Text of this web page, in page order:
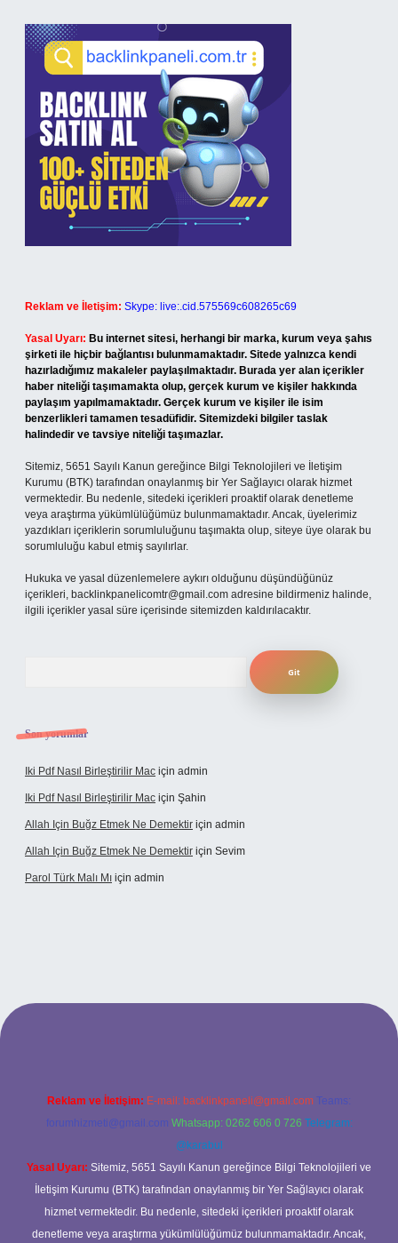
Reklam ve İletişim: Skype: live:.cid.575569c608265c69
Yasal Uyarı: Bu internet sitesi, herhangi bir marka, kurum veya şahıs
şirketi ile hiçbir bağlantısı bulunmamaktadır. Sitede yalnızca kendi
hazırladığımız makaleler paylaşılmaktadır. Burada yer alan içerikler
haber niteliği taşımamakta olup, gerçek kurum ve kişiler hakkında
paylaşım yapılmamaktadır. Gerçek kurum ve kişiler ile isim
benzerlikleri tamamen tesadüfidir. Sitemizdeki bilgiler taslak
halindedir ve tavsiye niteliği taşımazlar.
Sitemiz, 5651 Sayılı Kanun gereğince Bilgi Teknolojileri ve İletişim
Kurumu (BTK) tarafından onaylanmış bir Yer Sağlayıcı olarak hizmet
vermektedir. Bu nedenle, sitedeki içerikleri proaktif olarak denetleme
veya araştırma yükümlülüğümüz bulunmamaktadır. Ancak, üyelerimiz
yazdıkları içeriklerin sorumluluğunu taşımakta olup, siteye üye olarak bu
sorumluluğu kabul etmiş sayılırlar.
Hukuka ve yasal düzenlemelere aykırı olduğunu düşündüğünüz
içerikleri, backlinkpanelicomtr@gmail.com adresine bildirmeniz halinde,
ilgili içerikler yasal süre içerisinde sitemizden kaldırılacaktır.
Son yorumlar
Iki Pdf Nasıl Birleştirilir Mac için admin
Iki Pdf Nasıl Birleştirilir Mac için Şahin
Allah Için Buğz Etmek Ne Demektir için admin
Allah Için Buğz Etmek Ne Demektir için Sevim
Parol Türk Malı Mı için admin
Reklam ve İletişim: E-mail: backlinkpaneli@gmail.com Teams:
forumhizmeti@gmail.com Whatsapp: 0262 606 0 726 Telegram:
@karabul
Yasal Uyarı: Sitemiz, 5651 Sayılı Kanun gereğince Bilgi Teknolojileri ve
İletişim Kurumu (BTK) tarafından onaylanmış bir Yer Sağlayıcı olarak
hizmet vermektedir. Bu nedenle, sitedeki içerikleri proaktif olarak
denetleme veya araştırma yükümlülüğümüz bulunmamaktadır. Ancak,